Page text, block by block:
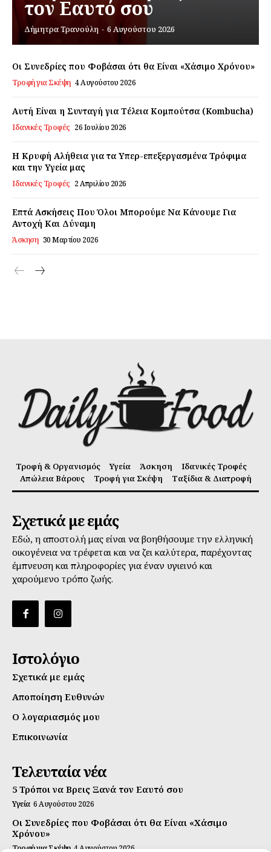
τον Εαυτό σου
Δήμητρα Τρανούλη - 6 Αυγούστου 2026
Οι Συνεδρίες που Φοβάσαι ότι θα Είναι «Χάσιμο Χρόνου»
Τροφή για Σκέψη 4 Αυγούστου 2026
Αυτή Είναι η Συνταγή για Τέλεια Κομπούτσα (Kombucha)
Ιδανικές Τροφές 26 Ιουλίου 2026
Η Κρυφή Αλήθεια για τα Υπερ-επεξεργασμένα Τρόφιμα
και την Υγεία μας
Ιδανικές Τροφές 2 Απριλίου 2026
Επτά Ασκήσεις Που Όλοι Μπορούμε Να Κάνουμε Για
Αντοχή Και Δύναμη
Άσκηση 30 Μαρτίου 2026
Τροφή & Οργανισμός Υγεία Άσκηση
Ιδανικές Τροφές
Απώλεια Βάρους
Τροφή για Σκέψη Ταξίδια & Διατροφή
Σχετικά με εμάς
Εδώ, η αποστολή μας είναι να βοηθήσουμε την ελληνική
οικογένεια να τρέφεται και να ζει καλύτερα, παρέχοντας
έμπνευση και πληροφορίες για έναν υγιεινό και
χαρούμενο τρόπο ζωής.
Ιστολόγιο
Σχετικά με εμάς
Αποποίηση Ευθυνών
Ο λογαριασμός μου
Επικοινωνία
Τελευταία νέα
5 Τρόποι να Βρεις Ξανά τον Εαυτό σου
Υγεία 6 Αυγούστου 2026
Οι Συνεδρίες που Φοβάσαι ότι θα Είναι «Χάσιμο
Χρόνου»
Τροφή για Σκέψη 4 Αυγούστου 2026